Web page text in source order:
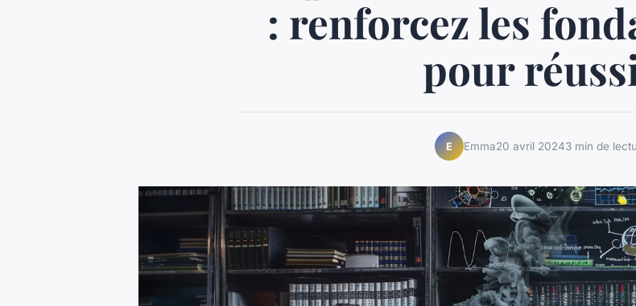
: renforcez les
pour
E Emma20 avril 20243 min de